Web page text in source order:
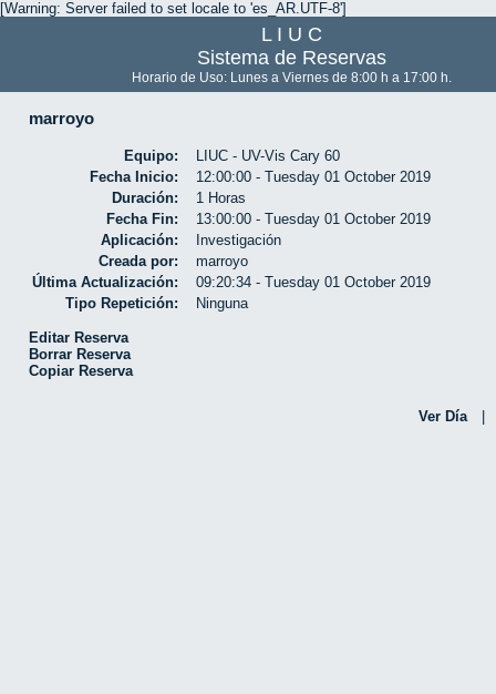
[Warning: Server failed to set locale to 'es_AR.UTF-8']
L I U C
Sistema de Reservas
Horario de Uso: Lunes a Viernes de 8:00 h a 17:00 h.
marroyo
Equipo:
LIUC - UV-Vis Cary 60
Fecha Inicio:
12:00:00 - Tuesday 01 October 2019
Duración:
1 Horas
Fecha Fin:
13:00:00 - Tuesday 01 October 2019
Aplicación:
Investigación
Creada por:
marroyo
Última Actualización:
09:20:34 - Tuesday 01 October 2019
Tipo Repetición:
Ninguna
Editar Reserva
Borrar Reserva
Copiar Reserva
Ver Día